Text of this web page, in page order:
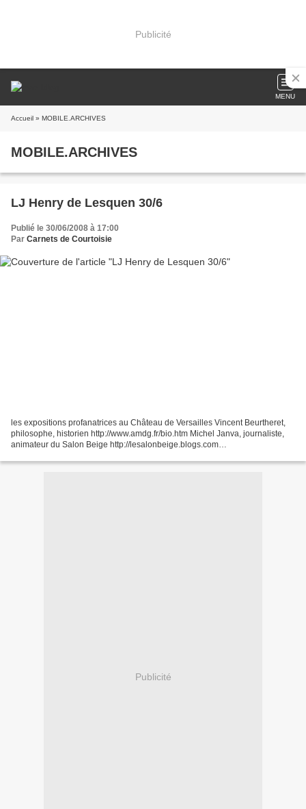
Publicité
MENU
Accueil » MOBILE.ARCHIVES
MOBILE.ARCHIVES
LJ Henry de Lesquen 30/6
Publié le 30/06/2008 à 17:00
Par Carnets de Courtoisie
les expositions profanatrices au Château de Versailles Vincent Beurtheret,
philosophe, historien http://www.amdg.fr/bio.htm Michel Janva, journaliste,
animateur du Salon Beige http://lesalonbeige.blogs.com
Publicité